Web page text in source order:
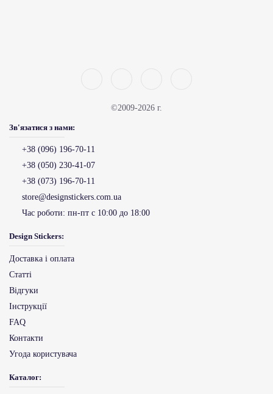
©2009-2026 г.
Зв'язатися з нами:
+38 (096) 196-70-11
+38 (050) 230-41-07
+38 (073) 196-70-11
store@designstickers.com.ua
Час роботи: пн-пт с 10:00 до 18:00
Design Stickers:
Доставка і оплата
Статті
Відгуки
Інструкції
FAQ
Контакти
Угода користувача
Каталог: